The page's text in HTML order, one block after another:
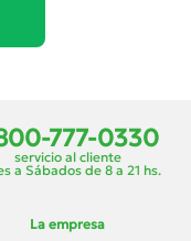
777-0330
servicio al cliente
a Sábados de 8 a 21 hs.
La empresa